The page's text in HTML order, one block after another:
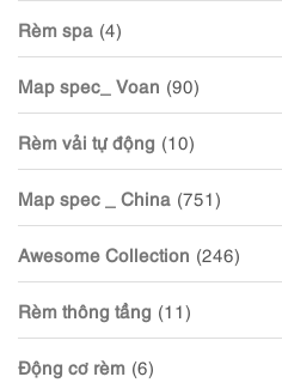
Rèm spa (4)
Map spec_ Voan (90)
Rèm vải tự động (10)
Map spec _ China (751)
Awesome Collection (246)
Rèm thông tầng (11)
Động cơ rèm (6)